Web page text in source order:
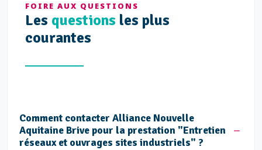
FOIRE AUX QUESTIONS
Les questions les plus
courantes
Comment contacter Alliance Nouvelle
Aquitaine Brive pour la prestation "Entretien
réseaux et ouvrages sites industriels" ?